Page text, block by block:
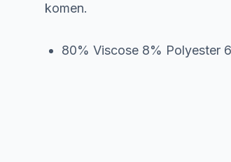
komen.
80% Viscose 8% Polyester